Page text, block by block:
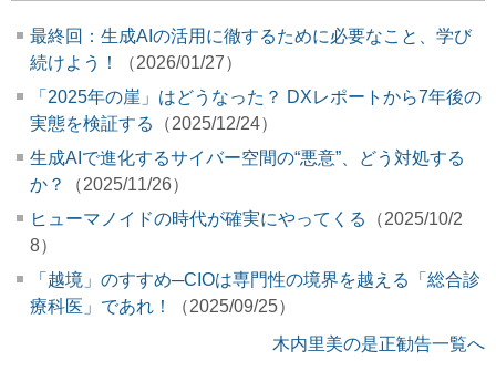
最終回：生成AIの活用に徹するために必要なこと、学び
続けよう！
（2026/01/27）
「2025年の崖」はどうなった？ DXレポートから7年後の
実態を検証する
（2025/12/24）
生成AIで進化するサイバー空間の“悪意”、どう対処する
か？
（2025/11/26）
ヒューマノイドの時代が確実にやってくる
（2025/10/2
8）
「越境」のすすめ─CIOは専門性の境界を越える「総合診
療科医」であれ！
（2025/09/25）
木内里美の是正勧告一覧へ